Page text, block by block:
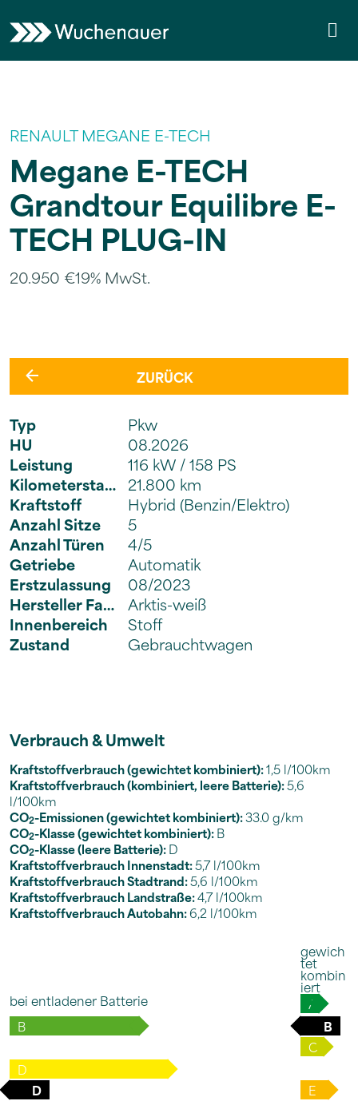
RENAULT MEGANE E-TECH
Megane E-TECH
Grandtour Equilibre E-
TECH PLUG-IN
20.950 €19% MwSt.
ZURÜCK
Typ
Pkw
HU
08.2026
Leistung
116 kW / 158 PS
Kilometerstand 21.800 km
Kraftstoff
Hybrid (Benzin/Elektro)
Anzahl Sitze
5
Anzahl Türen
4/5
Getriebe
Automatik
Erstzulassung
08/2023
Hersteller Farbe Arktis-weiß
Innenbereich
Stoff
Zustand
Gebrauchtwagen
Verbrauch & Umwelt
Kraftstoffverbrauch (gewichtet kombiniert):1,5 l/100km
Kraftstoffverbrauch (kombiniert, leere Batterie):5,6
l/100km
CO2-Emissionen (gewichtet kombiniert):33.0 g/km
CO2-Klasse (gewichtet kombiniert):B
CO2-Klasse (leere Batterie):D
Kraftstoffverbrauch Innenstadt:5,7 l/100km
Kraftstoffverbrauch Stadtrand:5,6 l/100km
Kraftstoffverbrauch Landstraße:4,7 l/100km
Kraftstoffverbrauch Autobahn:6,2 l/100km
gewich
tet
kombin
iert
bei entladener Batterie
A
B
B
C
D
D
E